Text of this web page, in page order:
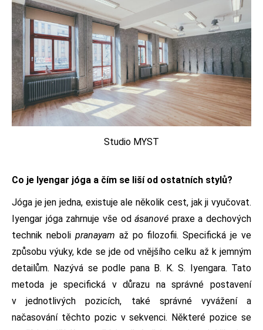
Studio MYST
Co je Iyengar jóga a čím se liší od ostatních stylů?
Jóga je jen jedna, existuje ale několik cest, jak ji vyučovat.
Iyengar jóga zahrnuje vše odásanové praxe a dechových
technik neboli pranayam až po filozofii. Specifická je ve
způsobu výuky, kde se jde od vnějšího celku až k jemným
detailům. Nazývá se podle pana B. K. S. Iyengara. Tato
metoda je specifická v důrazu na správné postavení
v jednotlivých pozicích, také správné vyvážení a
načasování těchto pozic v sekvenci. Některé pozice se